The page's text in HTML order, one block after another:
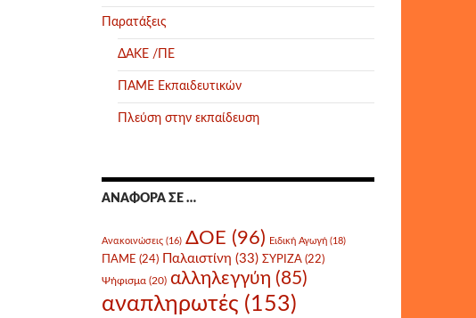
Παρατάξεις
ΔΑΚΕ /ΠΕ
ΠΑΜΕ Εκπαιδευτικών
Πλεύση στην εκπαίδευση
ΑΝΑΦΟΡΆ ΣΕ …
Ανακοινώσεις (16) ΔΟΕ (96) Ειδική Αγωγή (18)
ΠΑΜΕ (24) Παλαιστίνη (33) ΣΥΡΙΖΑ (22)
Ψήφισμα (20) αλληλεγγύη (85)
αναπληρωτές (153)